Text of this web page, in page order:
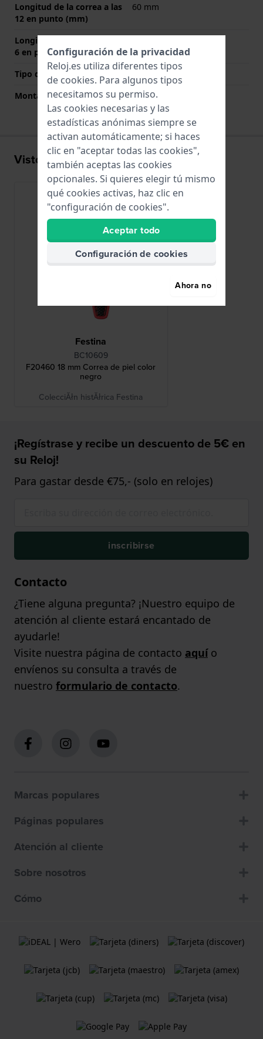
Longitud de la correa a las
12 en punto (mm)
60 mm
Longitud de la correa a las
6 en punto (mm)
Tipo de montaje
Pasadores de resorte
Montaje Recto
No
Visto recientemente
Festina
BC10609
F20460 18 mm Correa de piel color
negro
ColecciĂłn histĂłrica Festina
¡Regístrase y recibe un descuento de 5€ en
su Reloj!
Para gastar desde €75,- (solo en relojes)
inscribirse
Contacto
¿Tiene alguna pregunta? ¡Nuestro equipo de
atención al cliente estará encantado de
ayudarle!
Visite nuestra página de contacto aquío
envíenos su consulta a través de
nuestro formulario de contacto.
Marcas populares
Páginas populares
Atención al cliente
Sobre nosotros
Cómo
Configuración de la privacidad
Reloj.es utiliza diferentes tipos
de cookies. Para algunos tipos
necesitamos su permiso.
Las cookies necesarias y las
estadísticas anónimas siempre se
activan automáticamente; si haces
clic en "aceptar todas las cookies",
también aceptas las cookies
opcionales. Si quieres elegir tú mismo
qué cookies activas, haz clic en
"configuración de cookies".
Aceptar todo
Configuración de cookies
Ahora no